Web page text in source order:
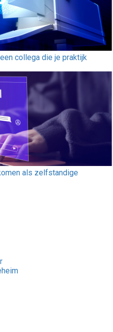
collega die je praktijk
als zelfstandige